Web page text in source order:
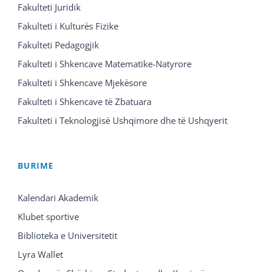
Fakulteti Juridik
Fakulteti i Kulturës Fizike
Fakulteti Pedagogjik
Fakulteti i Shkencave Matematike-Natyrore
Fakulteti i Shkencave Mjekësore
Fakulteti i Shkencave të Zbatuara
Fakulteti i Teknologjisë Ushqimore dhe të Ushqyerit
BURIME
Kalendari Akademik
Klubet sportive
Biblioteka e Universitetit
Lyra Wallet